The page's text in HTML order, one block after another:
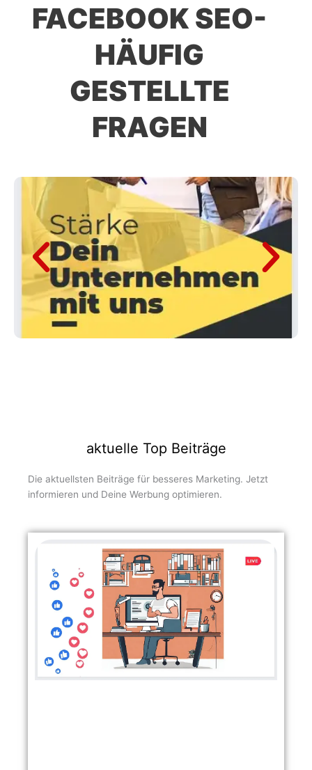
FACEBOOK SEO-
HÄUFIG
GESTELLTE
FRAGEN
aktuelle Top Beiträge
Die aktuellsten Beiträge für besseres Marketing. Jetzt
informieren und Deine Werbung optimieren.